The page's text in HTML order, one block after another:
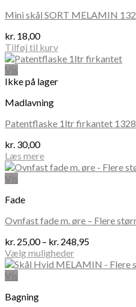
Mini skål SORT MELAMIN
kr. 18,00
Tilføj til kurv
Vis
Ikke på lager
Madlavning
Patentflaske 1ltr firkantet
kr. 30,00
Læs mere
Vis
Fade
Ovnfast fade m. øre – Flere
kr. 25,00 – kr. 248,95Prisinterval:
til
Vælg muligheder
Dette
vare
flere
Vis
Bagning